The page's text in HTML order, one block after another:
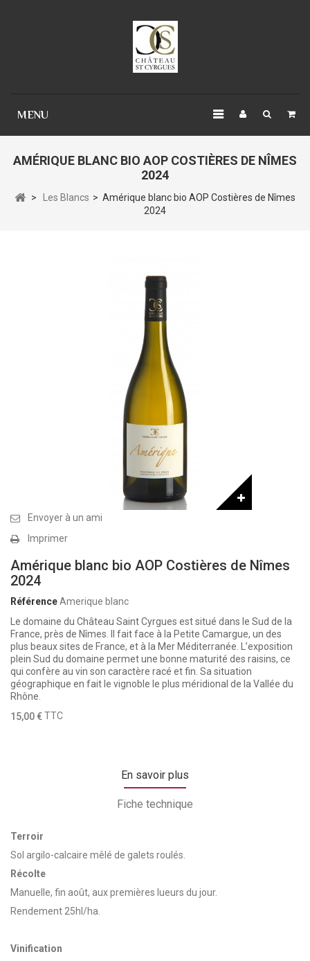
MENU
AMÉRIQUE BLANC BIO AOP COSTIÈRES DE NÎMES
2024
> Les Blancs > Amérique blanc bio AOP Costières de Nîmes
2024
Envoyer à un ami
Imprimer
Amérique blanc bio AOP Costières de Nîmes
2024
RéférenceAmerique blanc
Le domaine du Château Saint Cyrgues est situé dans le Sud de la
France, près de Nîmes. Il fait face à la Petite Camargue, un des
plus beaux sites de France, et à la Mer Méditerranée. L’exposition
plein Sud du domaine permet une bonne maturité des raisins, ce
qui confère au vin son caractère racé et fin. Sa situation
géographique en fait le vignoble le plus méridional de la Vallée du
Rhône.
15,00 €TTC
En savoir plus
Fiche technique
Terroir
Sol argilo-calcaire mêlé de galets roulés.
Récolte
Manuelle, fin août, aux premières lueurs du jour.
Rendement 25hl/ha.
Vinification